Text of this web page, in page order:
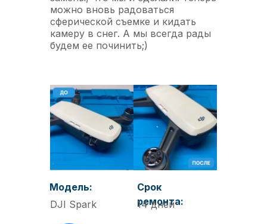
можно вновь радоваться
сферической съемке и кидать
камеру в снег. А мы всегда рады
будем ее починить;)
Модель:
Срок
ремонта:
14 дней
DJI Spark